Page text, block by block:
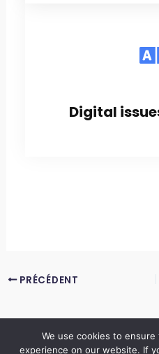
Digital
PRÉCÉDENT
We use cookies to
experience on our website. If